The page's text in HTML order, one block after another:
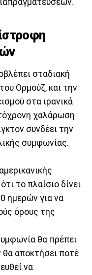
σταδιακή
Ορμούζ, και την
στα ιρανικά
χαλάρωση
συνδέει την
συμφωνίας.
το πλαίσιο δίνει
ημερών για να
όρους της
θα πρέπει
θα αποκτήσει ποτέ
να